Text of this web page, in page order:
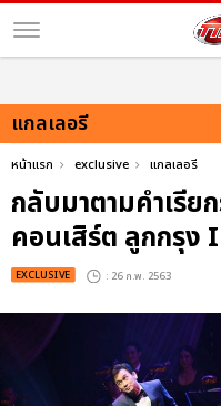
แกลเลอรี
หน้าแรก exclusive แกลเลอรี
กลับมาตามคำเรีย
คอนเสิร์ต ลูกกรุง
EXCLUSIVE : 26 ก.พ. 2563